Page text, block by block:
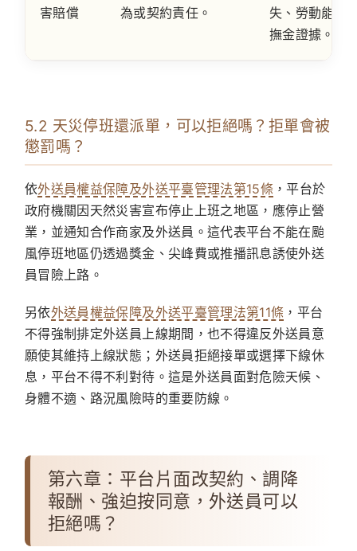
害賠償
為或契約責任。
失、勞動能力
撫金證據。
5.2 天災停班還派單，可以拒絕嗎？拒單會被
懲罰嗎？
依外送員權益保障及外送平臺管理法第15條 ，平台於
政府機關因天然災害宣布停止上班之地區，應停止營
業，並通知合作商家及外送員。這代表平台不能在颱
風停班地區仍透過獎金、尖峰費或推播訊息誘使外送
員冒險上路。
另依外送員權益保障及外送平臺管理法第11條 ，平台
不得強制排定外送員上線期間，也不得違反外送員意
願使其維持上線狀態；外送員拒絕接單或選擇下線休
息，平台不得不利對待。這是外送員面對危險天候、
身體不適、路況風險時的重要防線。
第六章：平台片面改契約、調降
報酬、強迫按同意，外送員可以
拒絕嗎？